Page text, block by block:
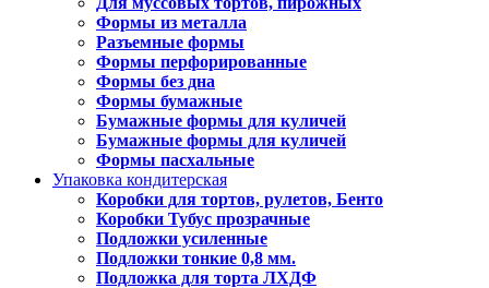
Формы из металла
Разъемные формы
Формы перфорированные
Формы без дна
Формы бумажные
Бумажные формы для куличей
Бумажные формы для куличей
Формы пасхальные
Упаковка кондитерская
Коробки для тортов, рулетов, Бенто
Коробки Тубус прозрачные
Подложки усиленные
Подложки тонкие 0,8 мм.
Подложка для торта ЛХДФ